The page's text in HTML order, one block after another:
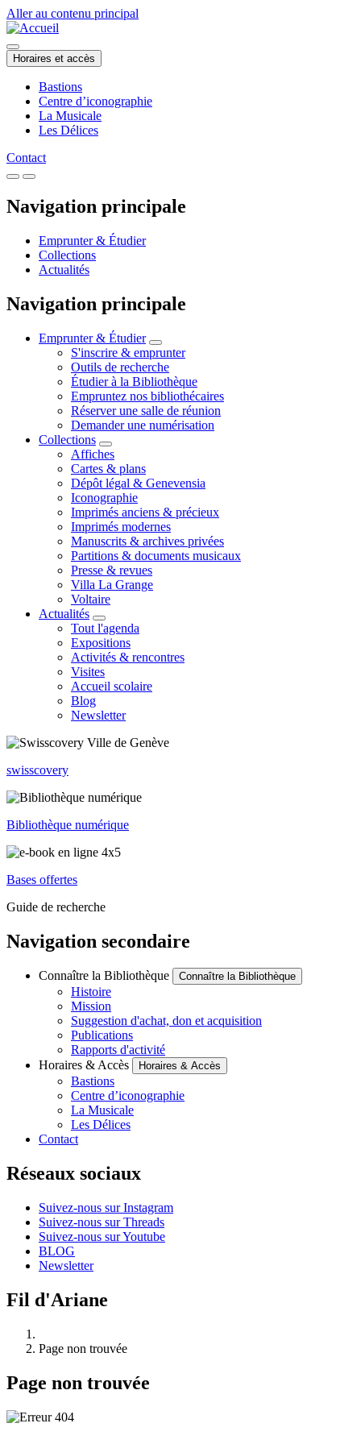
Aller au contenu principal
Horaires et accès
Bastions
Centre d’iconographie
La Musicale
Les Délices
Contact
Navigation principale
Emprunter & Étudier
Collections
Actualités
Navigation principale
Emprunter & Étudier
S'inscrire & emprunter
Outils de recherche
Étudier à la Bibliothèque
Empruntez nos bibliothécaires
Réserver une salle de réunion
Demander une numérisation
Collections
Affiches
Cartes & plans
Dépôt légal & Genevensia
Iconographie
Imprimés anciens & précieux
Imprimés modernes
Manuscrits & archives privées
Partitions & documents musicaux
Presse & revues
Villa La Grange
Voltaire
Actualités
Tout l'agenda
Expositions
Activités & rencontres
Visites
Accueil scolaire
Blog
Newsletter
swisscovery
Bibliothèque numérique
Bases offertes
Guide de recherche
Navigation secondaire
Connaître la Bibliothèque Connaître la Bibliothèque
Histoire
Mission
Suggestion d'achat, don et acquisition
Publications
Rapports d'activité
Horaires & Accès
Horaires & Accès
Bastions
Centre d’iconographie
La Musicale
Les Délices
Contact
Réseaux sociaux
Suivez-nous sur Instagram
Suivez-nous sur Threads
Suivez-nous sur Youtube
BLOG
Newsletter
Fil d'Ariane
Page non trouvée
Page non trouvée